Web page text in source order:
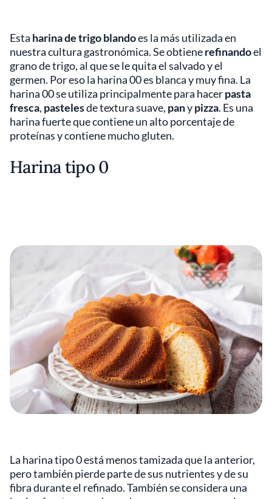
Esta harina de trigo blandoes la más utilizada en
nuestra cultura gastronómica. Se obtienerefinandoel
grano de trigo, al que se le quita el salvado y el
germen. Por eso la harina 00 es blanca y muy fina. La
harina 00 se utiliza principalmente para hacerpasta
fresca, pastelesde textura suave, panypizza. Es una
harina fuerte que contiene un alto porcentaje de
proteínas y contiene mucho gluten.
Harina tipo 0
La harina tipo 0 está menos tamizada que la anterior,
pero también pierde parte de sus nutrientes y de su
fibra durante el refinado. También se considera una